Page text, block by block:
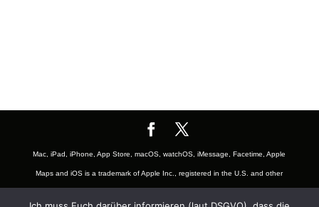
Mac, iPad, iPhone, App Store, macOS, watchOS, iMessage, Facetime, Apple
Maps and iOS is a trademark of Apple Inc., registered in the U.S. and other